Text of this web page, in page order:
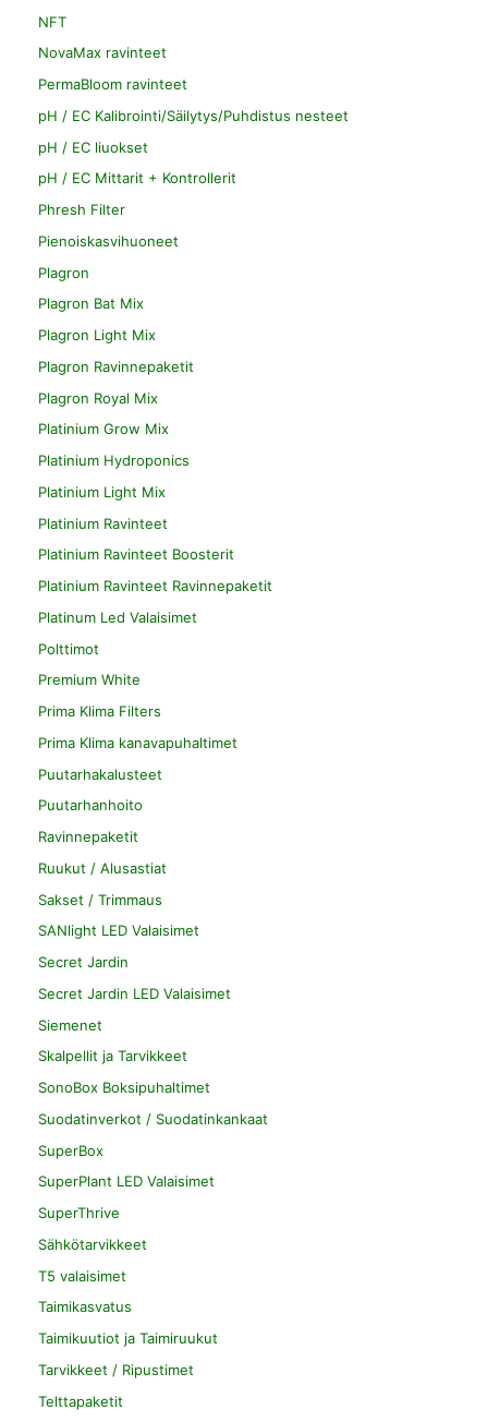
NFT
NovaMax ravinteet
PermaBloom ravinteet
pH / EC Kalibrointi/Säilytys/Puhdistus nesteet
pH / EC liuokset
pH / EC Mittarit + Kontrollerit
Phresh Filter
Pienoiskasvihuoneet
Plagron
Plagron Bat Mix
Plagron Light Mix
Plagron Ravinnepaketit
Plagron Royal Mix
Platinium Grow Mix
Platinium Hydroponics
Platinium Light Mix
Platinium Ravinteet
Platinium Ravinteet Boosterit
Platinium Ravinteet Ravinnepaketit
Platinum Led Valaisimet
Polttimot
Premium White
Prima Klima Filters
Prima Klima kanavapuhaltimet
Puutarhakalusteet
Puutarhanhoito
Ravinnepaketit
Ruukut / Alusastiat
Sakset / Trimmaus
SANlight LED Valaisimet
Secret Jardin
Secret Jardin LED Valaisimet
Siemenet
Skalpellit ja Tarvikkeet
SonoBox Boksipuhaltimet
Suodatinverkot / Suodatinkankaat
SuperBox
SuperPlant LED Valaisimet
SuperThrive
Sähkötarvikkeet
T5 valaisimet
Taimikasvatus
Taimikuutiot ja Taimiruukut
Tarvikkeet / Ripustimet
Telttapaketit